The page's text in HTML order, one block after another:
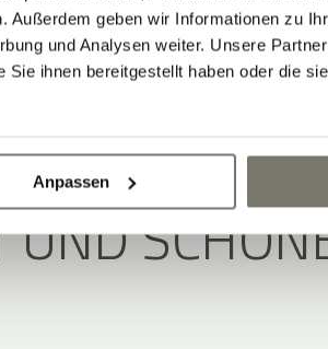
Außerdem geben wir Informationen zu
und Analysen weiter. Unsere
ihnen bereitgestellt haben oder die
Anpassen
HIER
UND